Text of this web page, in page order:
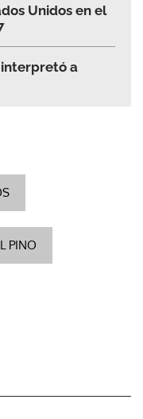
Unidos en el
interpretó a
PINO